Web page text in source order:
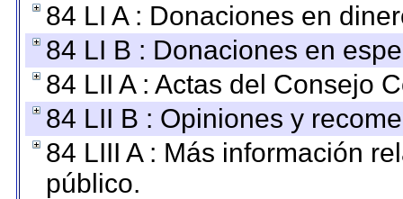
84 LI A : Donaciones en
84 LI B : Donaciones en
84 LII A : Actas del Consejo
84 LII B : Opiniones y
84 LIII A : Más información
público.